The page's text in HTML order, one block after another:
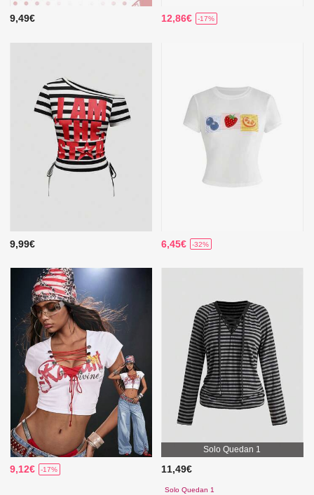
9,49€ 12,86€ -17%
9,99€ 6,45€ -32%
9,12€ -17%
Solo Quedan 1
11,49€
Solo Quedan 1